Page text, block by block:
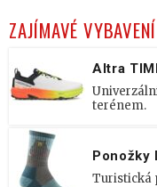
ZAJÍMAVÉ VYBAVENÍ
Altra
terénem.
Ponožky
Turistická